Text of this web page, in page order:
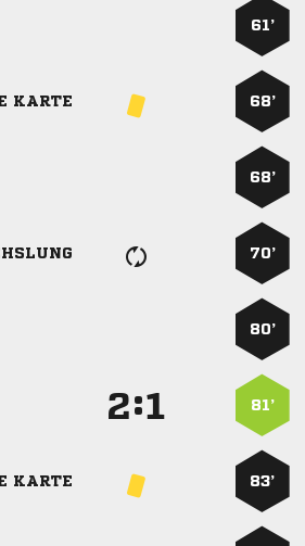
61’
KARTE 68’
68’
70’
80’
: 81’
KARTE 83’